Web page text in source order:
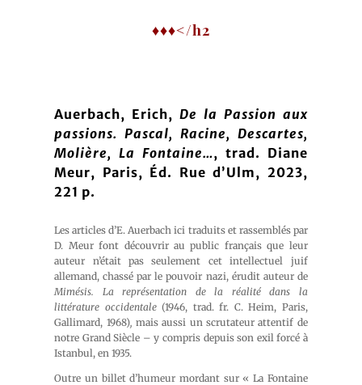
♦♦♦</h2
Auerbach, Erich,De la Passion aux
passions. Pascal, Racine, Descartes,
Molière, La Fontaine…, trad. Diane
Meur, Paris, Éd. Rue d’Ulm, 2023,
221 p.
Les articles d’E. Auerbach ici traduits et rassemblés par
D. Meur font découvrir au public français que leur
auteur n’était pas seulement cet intellectuel juif
allemand, chassé par le pouvoir nazi, érudit auteur de
Mimésis.
La représentation de la réalité dans la
littérature occidentale(1946, trad. fr. C. Heim, Paris,
Gallimard, 1968), mais aussi un scrutateur attentif de
notre Grand Siècle – y compris depuis son exil forcé à
Istanbul, en 1935.
Outre un billet d’humeur mordant sur « La Fontaine